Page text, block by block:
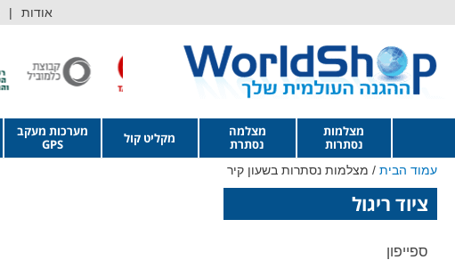
אודות
מצלמות
נסתרות
מצלמה
נסתרת
מקליט קול
מערכות מעקב
GPS
עמוד הבית / מצלמות נסתרות בשעון קיר
ציוד ריגול
ספייפון